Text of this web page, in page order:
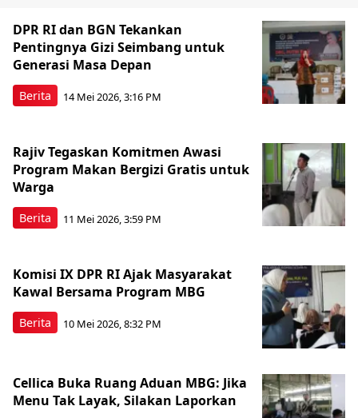
Berita
DPR RI dan BGN Tekankan
Pentingnya Gizi Seimbang untuk
Generasi Masa Depan
14 Mei 2026, 3:16 PM
Berita
Rajiv Tegaskan Komitmen Awasi
Program Makan Bergizi Gratis untuk
Warga
11 Mei 2026, 3:59 PM
Berita
Komisi IX DPR RI Ajak Masyarakat
Kawal Bersama Program MBG
10 Mei 2026, 8:32 PM
Cellica Buka Ruang Aduan MBG: Jika
Menu Tak Layak, Silakan Laporkan